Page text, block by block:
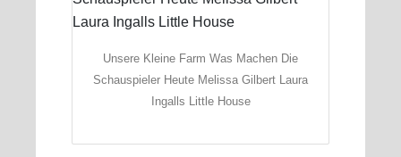
Unsere Kleine Farm Was Machen Die
Schauspieler Heute Melissa Gilbert Laura
Ingalls Little House